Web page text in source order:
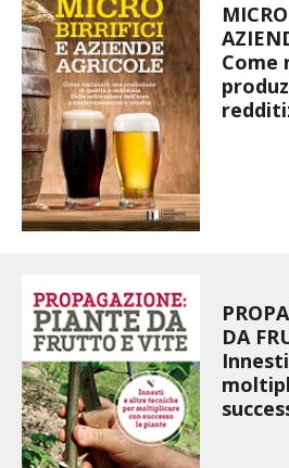
ARCHMAN
VITA IN CAMPAGNA LA
NATURALMENTE
I PARTNER DI VITA IN
RASIKAL
BIOGENTS
Come
DA